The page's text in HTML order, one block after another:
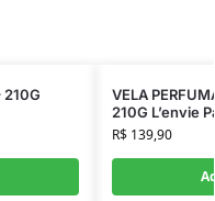
210G
VELA
210G L’envie
R$139,90